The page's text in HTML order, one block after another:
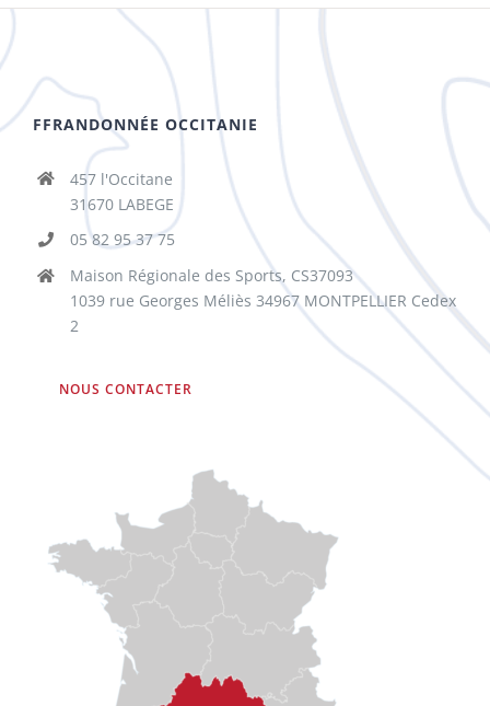
FFRANDONNÉE OCCITANIE
457 l'Occitane
31670 LABEGE
05 82 95 37 75
Maison Régionale des Sports, CS37093
1039 rue Georges Méliès 34967 MONTPELLIER Cedex
2
NOUS CONTACTER